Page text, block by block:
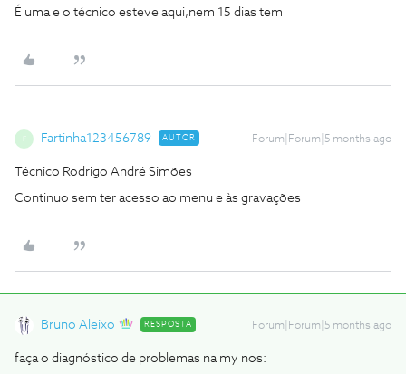
É uma e o técnico esteve aqui,nem 15 dias tem
Fartinha123456789 AUTOR Forum|Forum|5 months ago
Técnico Rodrigo André Simões
Continuo sem ter acesso ao menu e às gravações
Bruno Aleixo RESPOSTA Forum|Forum|5 months ago
faça o diagnóstico de problemas na my nos: